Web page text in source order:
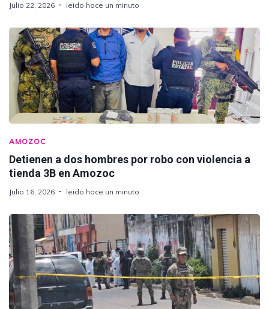
Julio 22, 2026 leido hace un minuto
AMOZOC
Detienen a dos hombres por robo con violencia a
tienda 3B en Amozoc
Julio 16, 2026 leido hace un minuto